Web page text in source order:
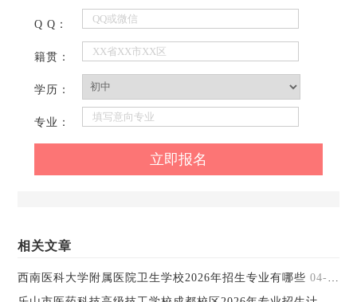
Q Q：
籍贯：
学历：
专业：
相关文章
西南医科大学附属医院卫生学校2026年招生专业有哪些 04-23